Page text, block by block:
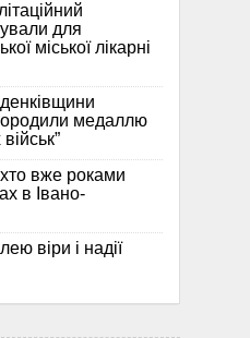
для
міської лікарні
медаллю
хто вже роками
в Івано-
віри і надії